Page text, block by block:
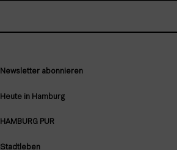
Newsletter abonnieren
Heute in Hamburg
HAMBURG PUR
Stadtleben